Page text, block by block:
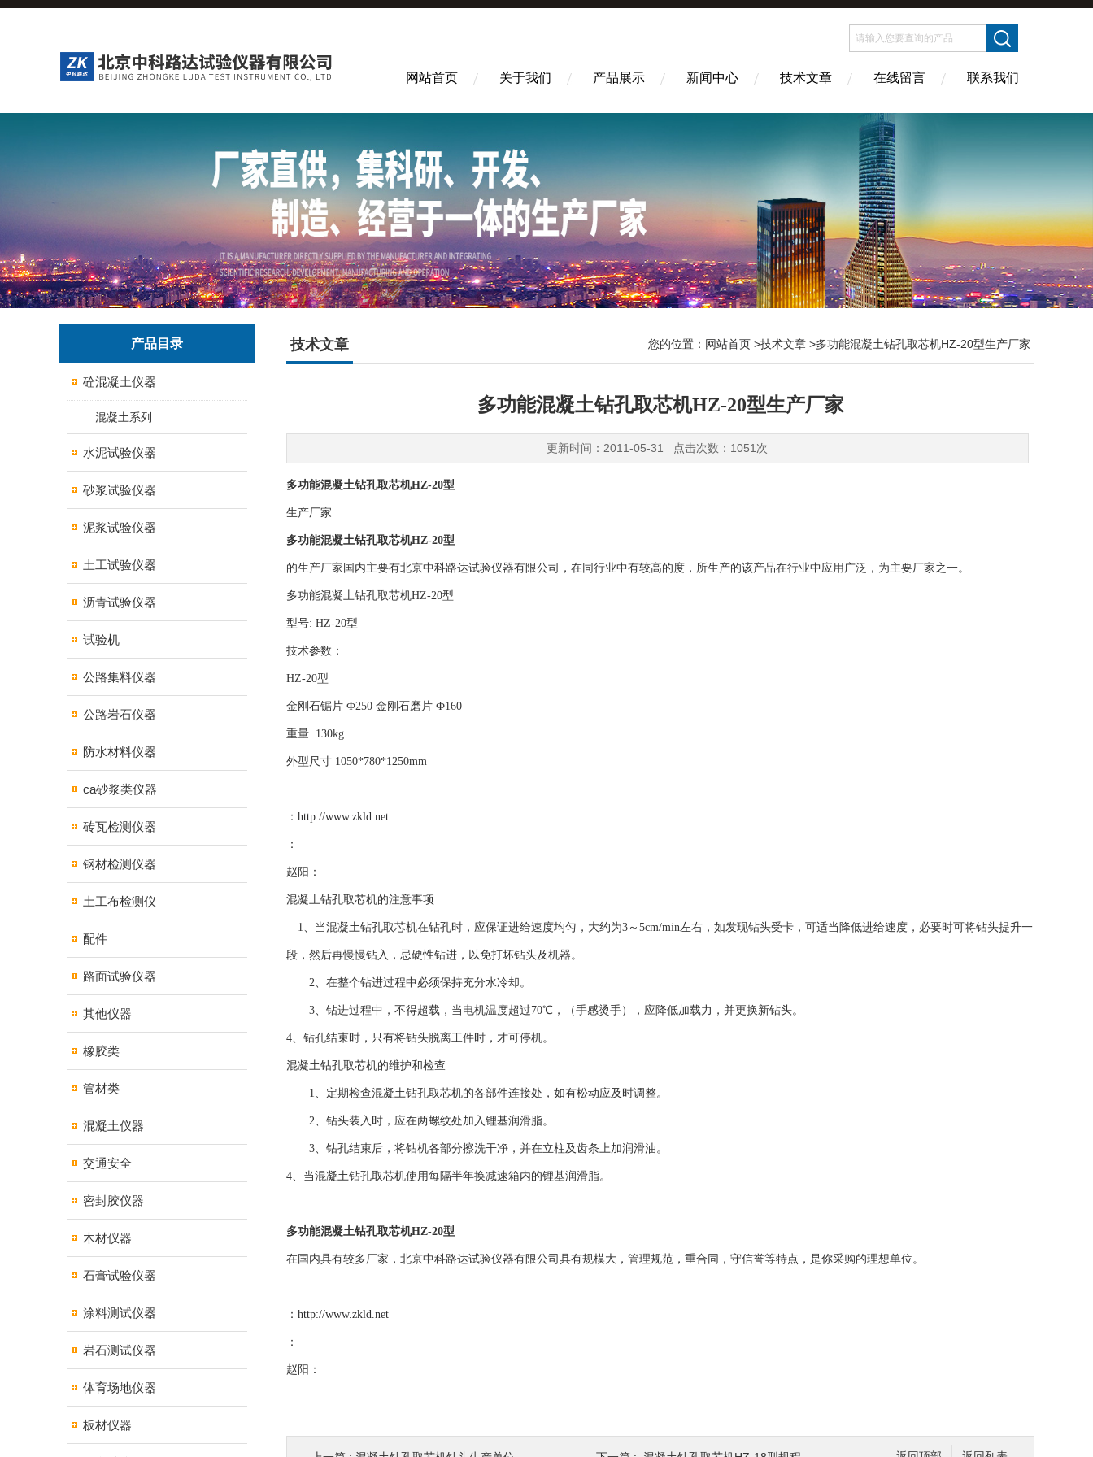
网站首页 关于我们 产品展示 新闻中心 技术文章 在线留言 联系我们
产品目录
砼混凝土仪器
混凝土系列
水泥试验仪器
砂浆试验仪器
泥浆试验仪器
土工试验仪器
沥青试验仪器
试验机
公路集料仪器
公路岩石仪器
防水材料仪器
ca砂浆类仪器
砖瓦检测仪器
钢材检测仪器
土工布检测仪
配件
路面试验仪器
其他仪器
橡胶类
管材类
混凝土仪器
交通安全
密封胶仪器
木材仪器
石膏试验仪器
涂料测试仪器
岩石测试仪器
体育场地仪器
板材仪器
技术文章 您的位置： 网站首页 >技术文章 >多功能混凝土钻孔取芯机HZ-20型生产厂家
多功能混凝土钻孔取芯机HZ-20型生产厂家
更新时间：2011-05-31 点击次数：1051次
多功能混凝土钻孔取芯机HZ-20型
生产厂家
多功能混凝土钻孔取芯机HZ-20型
的生产厂家国内主要有北京中科路达试验仪器有限公司，在同行业中有较高的度，所生产的该产品在行业中应用广泛，为主要厂家之一。
多功能混凝土钻孔取芯机HZ-20型
型号: HZ-20型
技术参数：
HZ-20型
金刚石锯片 Ф250 金刚石磨片 Ф160
重量 130kg
外型尺寸 1050*780*1250mm
： http://www.zkld.net
：
赵阳：
混凝土钻孔取芯机的注意事项
1、当混凝土钻孔取芯机在钻孔时，应保证进给速度均匀，大约为3～5cm/min左右，如发现钻头受卡，可适当降低进给速度，必要时可将钻头提升一
段，然后再慢慢钻入，忌硬性钻进，以免打坏钻头及机器。
2、在整个钻进过程中必须保持充分水冷却。
3、钻进过程中，不得超载，当电机温度超过70℃，（手感烫手），应降低加载力，并更换新钻头。
4、钻孔结束时，只有将钻头脱离工件时，才可停机。
混凝土钻孔取芯机的维护和检查
1、定期检查混凝土钻孔取芯机的各部件连接处，如有松动应及时调整。
2、钻头装入时，应在两螺纹处加入锂基润滑脂。
3、钻孔结束后，将钻机各部分擦洗干净，并在立柱及齿条上加润滑油。
4、当混凝土钻孔取芯机使用每隔半年换减速箱内的锂基润滑脂。
多功能混凝土钻孔取芯机HZ-20型
在国内具有较多厂家，北京中科路达试验仪器有限公司具有规模大，管理规范，重合同，守信誉等特点，是你采购的理想单位。
： http://www.zkld.net
：
赵阳：